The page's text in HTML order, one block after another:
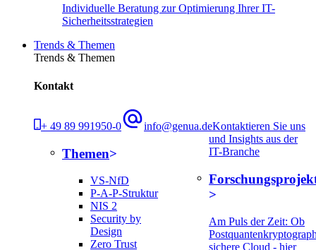
Individuelle Beratung zur Optimierung Ihrer IT-
Sicherheitsstrategien
Trends & Themen
Trends & Themen
Kontakt
+ 49 89 991950-0 info@genua.deKontaktieren Sie uns
Themen
VS-NfD
P-A-P-Struktur
NIS 2
Security by
Design
Zero Trust
und Insights aus der
IT-Branche
Am Puls der Zeit: Ob
sichere Cloud - hier